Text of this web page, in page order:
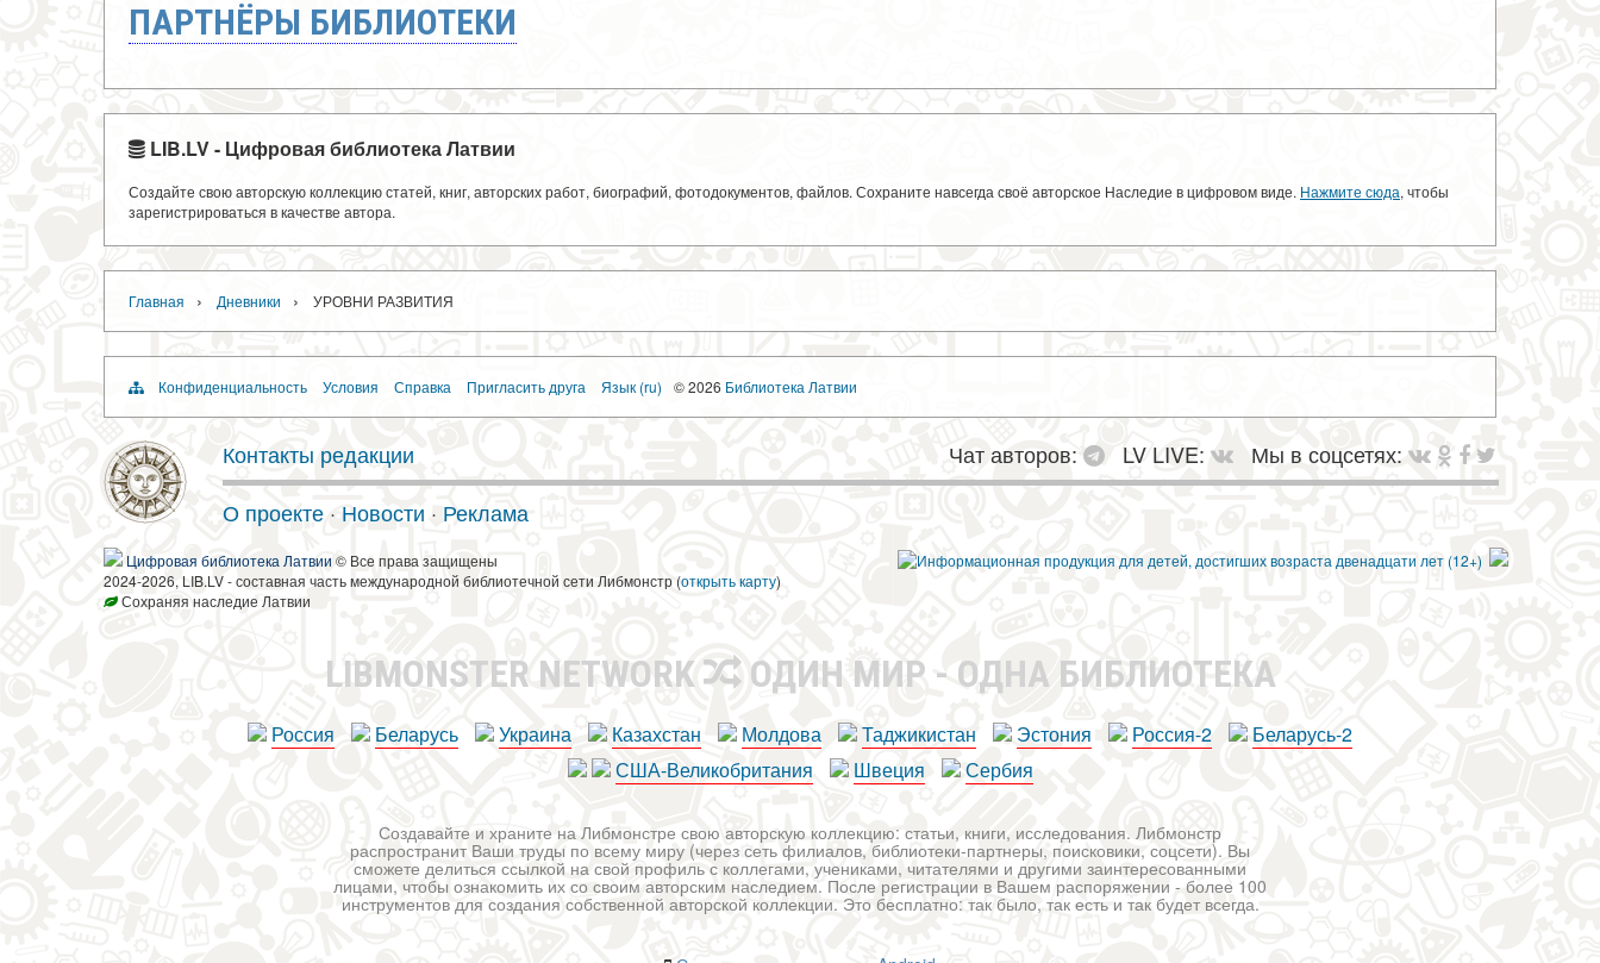
ПАРТНЁРЫ БИБЛИОТЕКИ
LIB.LV - Цифровая библиотека Латвии
Создайте свою авторскую коллекцию статей, книг, авторских работ, биографий, фотодокументов, файлов. Сохраните навсегда своё авторское Наследие в цифровом виде. Нажмите сюда, чтобы
зарегистрироваться в качестве автора.
Главная › Дневники › УРОВНИ РАЗВИТИЯ
Конфиденциальность Условия Справка Пригласить друга Язык (ru) © 2026 Библиотека Латвии
Контакты редакции Чат авторов: LV LIVE:
Мы в соцсетях:
О проекте · Новости · Реклама
Цифровая библиотека Латвии © Все права защищены
2024-2026, LIB.LV - составная часть международной библиотечной сети Либмонстр (открыть карту)
Сохраняя наследие Латвии
LIBMONSTER NETWORK ОДИН МИР - ОДНА БИБЛИОТЕКА
Россия Беларусь Украина Казахстан Молдова Таджикистан Эстония Россия-2
Беларусь-2
США-Великобритания
Швеция Сербия
Создавайте и храните на Либмонстре свою авторскую коллекцию: статьи, книги, исследования. Либмонстр
распространит Ваши труды по всему миру (через сеть филиалов, библиотеки-партнеры, поисковики, соцсети). Вы
сможете делиться ссылкой на свой профиль с коллегами, учениками, читателями и другими заинтересованными
лицами, чтобы ознакомить их со своим авторским наследием. После регистрации в Вашем распоряжении - более 100
инструментов для создания собственной авторской коллекции. Это бесплатно: так было, так есть и так будет всегда.